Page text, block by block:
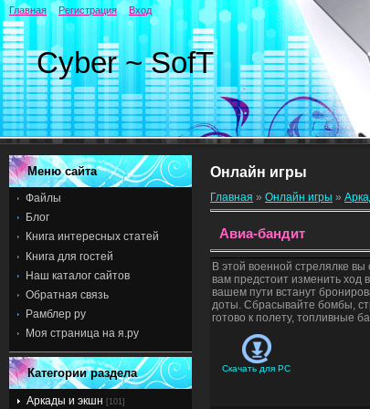
Cyber ~ SofT
Главная Регистрация Вход
Меню сайта
Файлы
Блог
Книга интересных статей
Книга для гостей
Наш каталог сайтов
Обратная связь
Рамблер ру
Моя страница на я.ру
Категории раздела
Аркады и экшн [101]
Онлайн игры
Главная » Онлайн игры »
Авиа-бандит
В этой военной стрелялке
вам предстоит изменить ход
вашем пути встанут
доты. Сбрасывайте бомбы,
готово к полету, топливные
Скачать для PC